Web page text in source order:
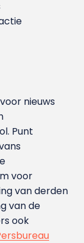
nieuws
Punt
voor
van derden
van de
ook